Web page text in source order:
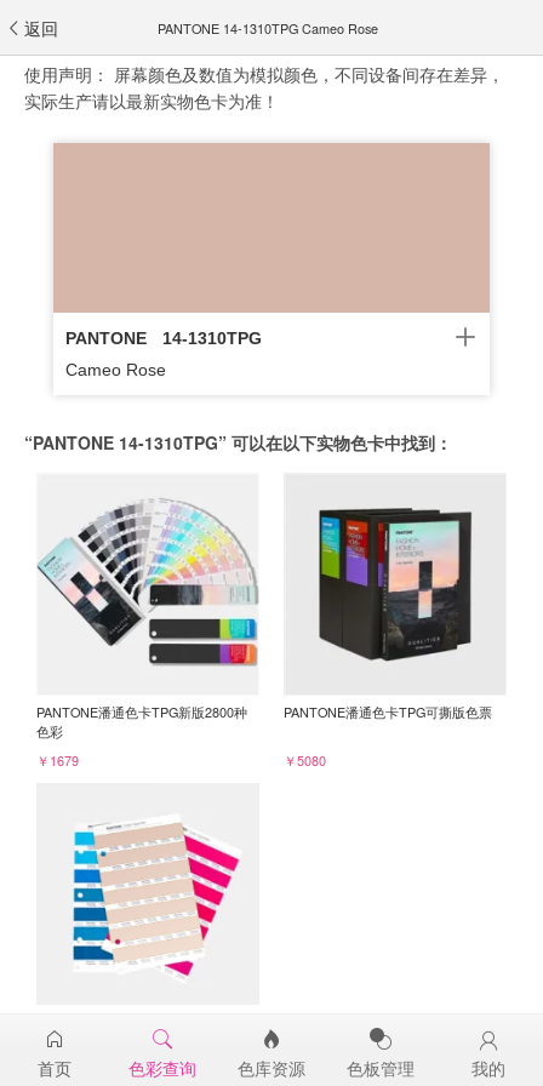
返回 PANTONE 14-1310TPG Cameo Rose
使用声明： 屏幕颜色及数值为模拟颜色，不同设备间存在差异，
实际生产请以最新实物色卡为准！
PANTONE
14-1310TPG
Cameo Rose
“PANTONE 14-1310TPG” 可以在以下实物色卡中找到：
PANTONE潘通色卡TPG新版2800种
色彩
￥1679
PANTONE潘通色卡TPG可撕版色票
￥5080
14-1310TPG
￥98
首页 色彩查询 色库资源 色板管理 我的